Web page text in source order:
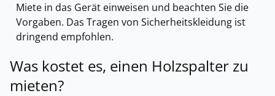
Miete in das Gerät einweisen und beachten Sie die
Vorgaben. Das Tragen von Sicherheitskleidung ist
dringend empfohlen.
Was kostet es, einen Holzspalter zu
mieten?